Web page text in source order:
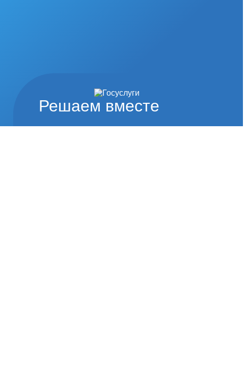
Решаем вместе